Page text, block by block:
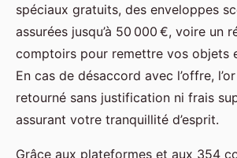
spéciaux gratuits, des enveloppes
assurées jusqu’à 50 000 €, voire un
comptoirs pour remettre vos objets
En cas de désaccord avec l’offre,
retourné sans justification ni frais
assurant votre tranquillité d’esprit.
Grâce aux plateformes et aux 354